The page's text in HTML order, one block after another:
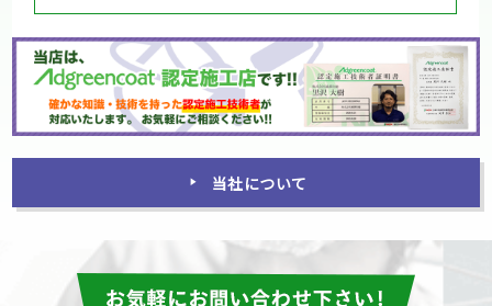
当社について